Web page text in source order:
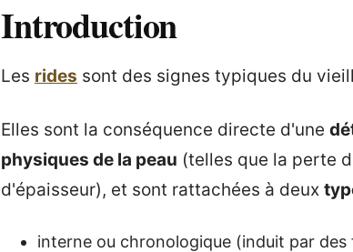
Introduction
Les rides sont des signes typiques du
Elles sont la conséquence directe d'une
physiques de la peau (telles que la perte
d'épaisseur), et sont rattachées à deux
interne ou chronologique (induit par